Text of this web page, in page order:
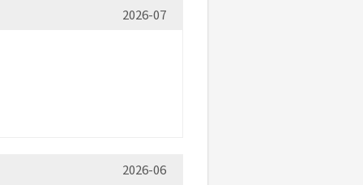
2026-07
2026-06